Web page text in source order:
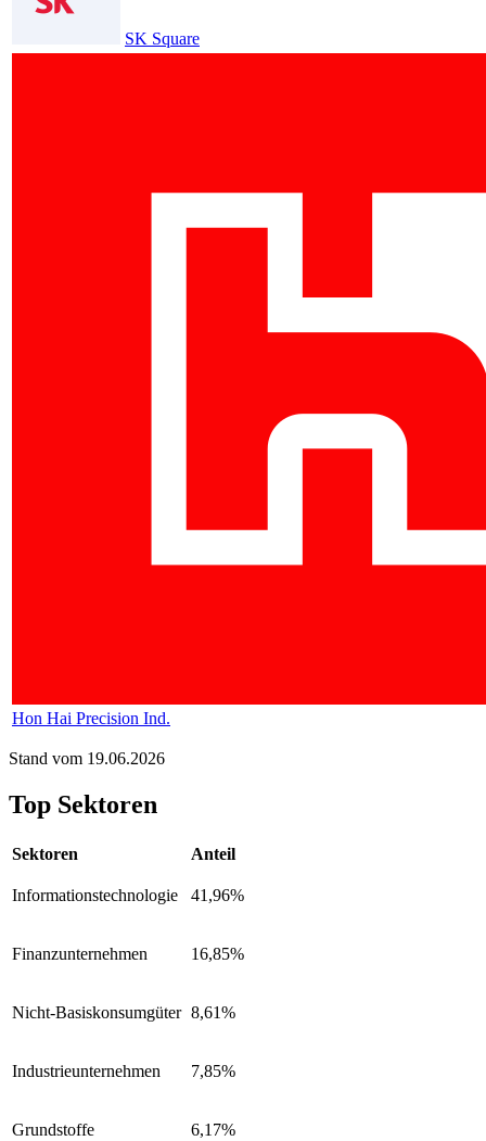
SK Square
Hon Hai Precision Ind.
Stand vom 19.06.2026
Top Sektoren
Sektoren Anteil
Informationstechnologie 41,96%
Finanzunternehmen 16,85%
Nicht-Basiskonsumgüter 8,61%
Industrieunternehmen 7,85%
Grundstoffe 6,17%